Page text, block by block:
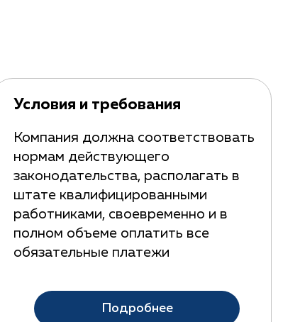
Условия и требования
Компания должна соответствовать
нормам действующего
законодательства, располагать в
штате квалифицированными
работниками, своевременно и в
полном объеме оплатить все
обязательные платежи
Подробнее